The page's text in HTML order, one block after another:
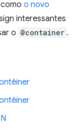
o novo
interessantes
o @container .